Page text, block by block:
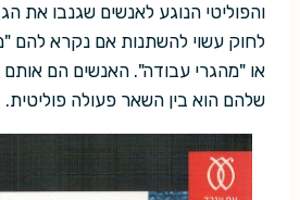
והפוליטי הנוגע לאנשים שגנבו את
לחוק עשוי להשתנות אם נקרא להם
או "מהגרי עבודה". האנשים הם אותם
שלהם הוא בין השאר פעולה פוליטית.